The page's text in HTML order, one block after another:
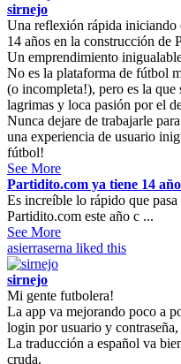
sirnejo
Una reflexión rápida iniciando
14 años en la construcción de
Un emprendimiento
No es la plataforma de fútbol
(o incompleta!), pero es la que
lagrimas y loca pasión por el
Nunca dejare de trabajarle
una experiencia de usuario
fútbol!
See More
Partidito.com ya tiene 14
Es increíble lo rápido que
Partidito.com este año c ...
See More
asierraserna liked this
sirnejo
Mi gente futbolera!
La app va mejorando poco a
login por usuario y
La traducción a español va
cruda.